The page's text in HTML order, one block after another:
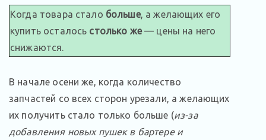
Когда товара стало больше, а желающих его
купить осталось столько же— цены на него
снижаются.
В начале осени же, когда количество
запчастей со всех сторон урезали, а желающих
их получить стало только больше (из-за
добавления новых пушек в бартере и